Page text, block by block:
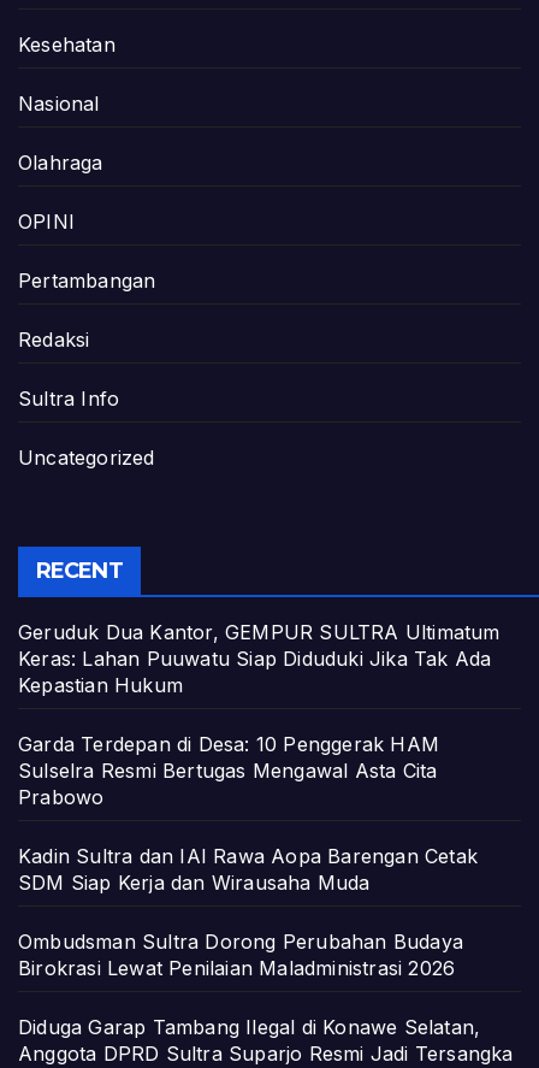
Kesehatan
Nasional
Olahraga
OPINI
Pertambangan
Redaksi
Sultra Info
Uncategorized
RECENT
Geruduk Dua Kantor, GEMPUR SULTRA Ultimatum
Keras: Lahan Puuwatu Siap Diduduki Jika Tak Ada
Kepastian Hukum
Garda Terdepan di Desa: 10 Penggerak HAM
Sulselra Resmi Bertugas Mengawal Asta Cita
Prabowo
Kadin Sultra dan IAI Rawa Aopa Barengan Cetak
SDM Siap Kerja dan Wirausaha Muda
Ombudsman Sultra Dorong Perubahan Budaya
Birokrasi Lewat Penilaian Maladministrasi 2026
Diduga Garap Tambang Ilegal di Konawe Selatan,
Anggota DPRD Sultra Suparjo Resmi Jadi Tersangka